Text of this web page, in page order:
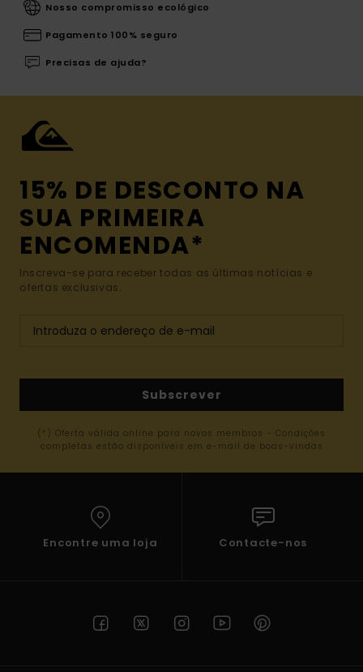
Nosso compromisso ecológico
Pagamento 100% seguro
Precisas de ajuda?
15% DE DESCONTO NA
SUA PRIMEIRA
ENCOMENDA*
Inscreva-se para receber todas as últimas notícias e
ofertas exclusivas.
Subscrever
(*) Oferta válida online para novos membros - Condições
completas estão disponíveis em e-mail de boas-vindas
Encontre uma loja Contacte-nos